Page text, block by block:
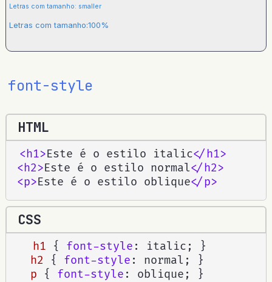
Letras com tamanho: smaller
Letras com tamanho:100%
font-style
HTML
<h1>Este é o estilo italic</h1>
<h2>Este é o estilo normal</h2>
<p>Este é o estilo oblique</p>
CSS
h1 { font-style : italic ;
}
h2
{ font-style : normal ;
}
p
{ font-style : oblique ; }